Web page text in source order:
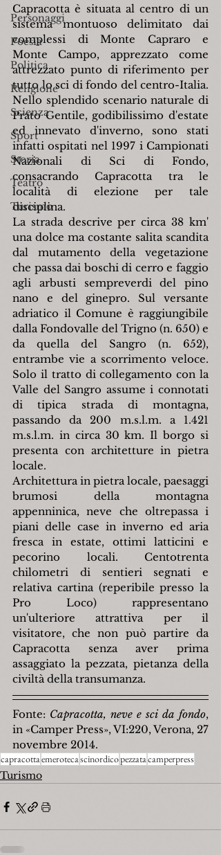
Personaggi
Poesia
Politica
Religione
Scienza
Sport
Storia
Teatro
Turismo
Capracotta è situata al centro di un
sistema montuoso delimitato dai
complessi di Monte Capraro e
Monte Campo, apprezzato come
attrezzato punto di riferimento per
tutto lo sci di fondo del centro-Italia.
Nello splendido scenario naturale di
Prato Gentile, godibilissimo d'estate
ed innevato d'inverno, sono stati
infatti ospitati nel 1997 i Campionati
Nazionali di Sci di Fondo,
consacrando Capracotta tra le
località di elezione per tale
disciplina.
La strada descrive per circa 38 km'
una dolce ma costante salita scandita
dal mutamento della vegetazione
che passa dai boschi di cerro e faggio
agli arbusti sempreverdi del pino
nano e del ginepro. Sul versante
adriatico il Comune è raggiungibile
dalla Fondovalle del Trigno (n. 650) e
da quella del Sangro (n. 652),
entrambe vie a scorrimento veloce.
Solo il tratto di collegamento con la
Valle del Sangro assume i connotati
di tipica strada di montagna,
passando da 200 m.s.l.m. a 1.421
m.s.l.m. in circa 30 km. Il borgo si
presenta con architetture in pietra
locale.
Architettura in pietra locale, paesaggi
brumosi della montagna
appenninica, neve che oltrepassa i
piani delle case in inverno ed aria
fresca in estate, ottimi latticini e
pecorino locali. Centotrenta
chilometri di sentieri segnati e
relativa cartina (reperibile presso la
Pro Loco) rappresentano
un'ulteriore attrattiva per il
visitatore, che non può partire da
Capracotta senza aver prima
assaggiato la pezzata, pietanza della
civiltà della transumanza.
Fonte: Capracotta, neve e sci da fondo,
in «Camper Press», VI:220, Verona, 27
novembre 2014.
capracottaemerotecascinordicopezzatacamperpress
Turismo